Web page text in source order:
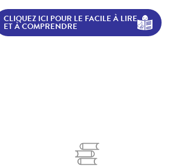
CLIQUEZ ICI POUR LE FACILE À LIRE
ET À COMPRENDRE